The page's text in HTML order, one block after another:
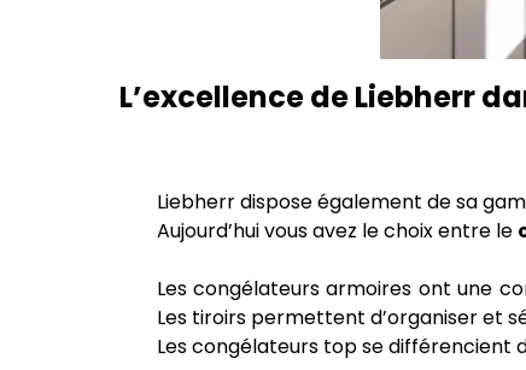
L’excellence de Liebherr
Liebherr dispose également de sa
Aujourd’hui vous avez le choix entre le
Les congélateurs armoires ont une
Les tiroirs permettent d’organiser et
Les congélateurs top se différencient